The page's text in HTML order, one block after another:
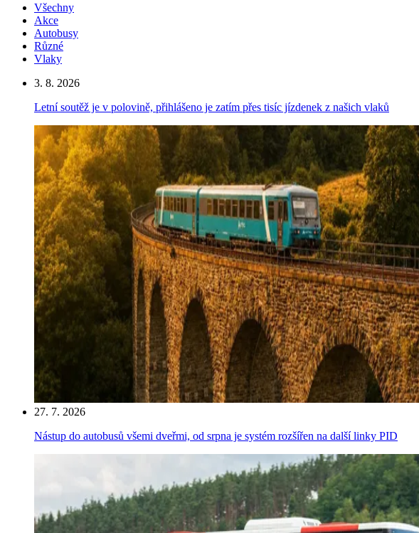
Všechny
Akce
Autobusy
Různé
Vlaky
3. 8. 2026
Letní soutěž je v polovině, přihlášeno je zatím přes tisíc jízdenek z našich vlaků
27. 7. 2026
Nástup do autobusů všemi dveřmi, od srpna je systém rozšířen na další linky PID